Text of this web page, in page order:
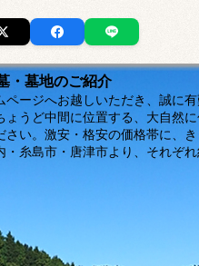
・墓地のご紹介
き、誠に有難うご
うど中間に位置する、大自然に
帯に、きっと驚か
、それぞれ約30分